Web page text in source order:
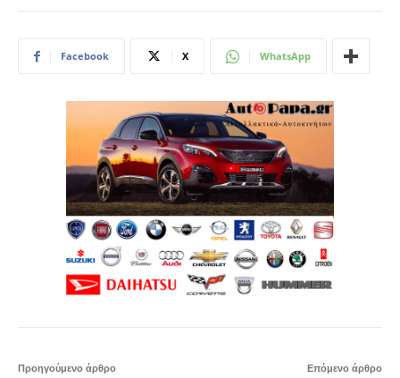
Facebook X WhatsApp
Προηγούμενο άρθρο Επόμενο άρθρο